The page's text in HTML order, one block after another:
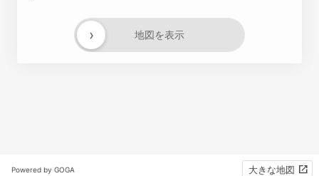
地図を表示
›
Powered by GOGA 大きな地図